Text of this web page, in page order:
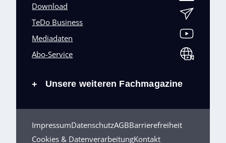
Download
TeDo Business
Mediadaten
Abo-Service
+ Unsere weiteren Fachmagazine
ImpressumDatenschutzAGBBarrierefreiheit
Cookies & DatenverarbeitungKontakt